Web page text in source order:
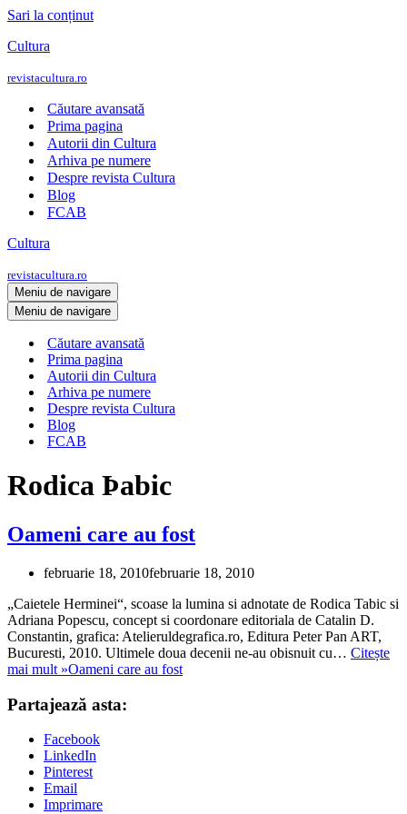
Sari la conținut
Cultura
revistacultura.ro
Căutare avansată
Prima pagina
Autorii din Cultura
Arhiva pe numere
Despre revista Cultura
Blog
FCAB
Cultura
revistacultura.ro
Meniu de navigare
Meniu de navigare
Căutare avansată
Prima pagina
Autorii din Cultura
Arhiva pe numere
Despre revista Cultura
Blog
FCAB
Rodica Þabic
Oameni care au fost
februarie 18, 2010februarie 18, 2010
„Caietele Herminei“, scoase la lumina si adnotate de Rodica Tabic si
Adriana Popescu, concept si coordonare editoriala de Catalin D.
Constantin, grafica: Atelieruldegrafica.ro, Editura Peter Pan ART,
Bucuresti, 2010. Ultimele doua decenii ne-au obisnuit cu… Citește
mai mult »Oameni care au fost
Partajează asta:
Facebook
LinkedIn
Pinterest
Email
Imprimare